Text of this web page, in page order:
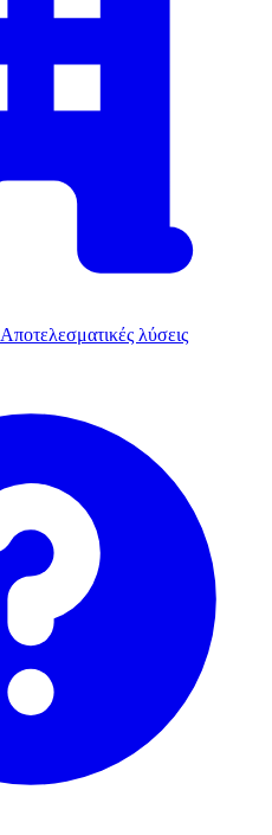
Αποτελεσματικές λύσεις